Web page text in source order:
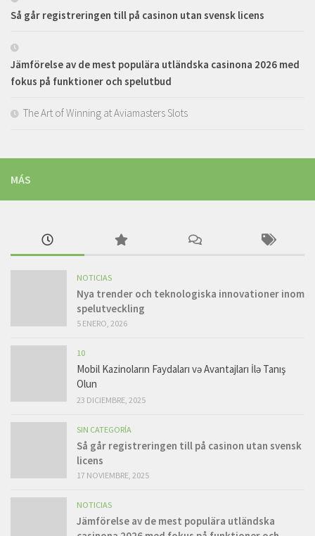
Så går registreringen till på casinon utan svensk licens
Jämförelse av de mest populära utländska casinona 2026 med
fokus på funktioner och spelutbud
The Art of Winning at Aviamasters Slots
MÁS
NOTICIAS
Nya trender och teknologiska innovationer inom
spelutveckling
5 ENERO, 2026
10
Mobil Kazinoların Faydaları və Avantajları İlə Tanış
Olun
23 DICIEMBRE, 2025
SIN CATEGORÍA
Så går registreringen till på casinon utan svensk
licens
17 NOVIEMBRE, 2025
NOTICIAS
Jämförelse av de mest populära utländska